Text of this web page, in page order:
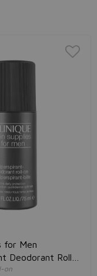
for Men
Deodorant Roll-
on